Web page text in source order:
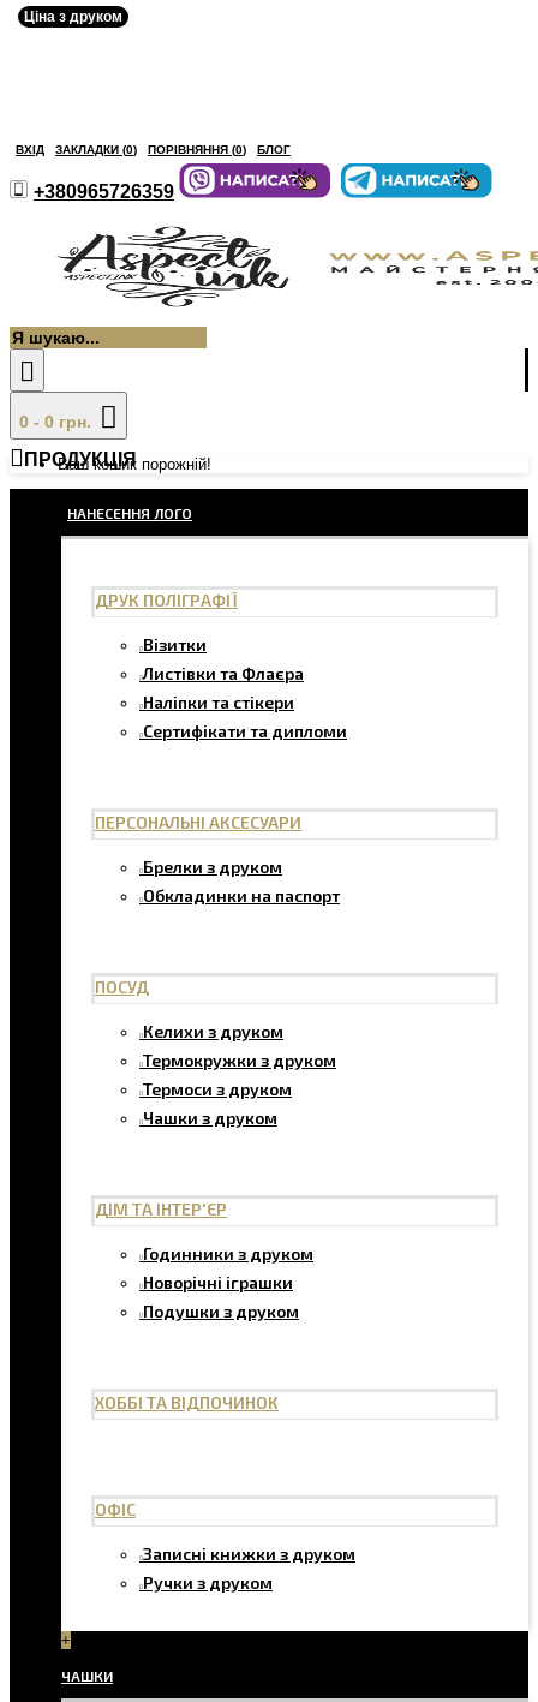
ВХІД ЗАКЛАДКИ (0) ПОРІВНЯННЯ (0) БЛОГ
+380965726359
0 - 0 грн.
Ваш кошик порожній!
ПРОДУКЦІЯ
НАНЕСЕННЯ ЛОГО
ДРУК ПОЛІГРАФІЇ
Візитки
Листівки та Флаєра
Наліпки та стікери
Сертифікати та дипломи
ПЕРСОНАЛЬНІ АКСЕСУАРИ
Брелки з друком
Обкладинки на паспорт
ПОСУД
Келихи з друком
Термокружки з друком
Термоси з друком
Чашки з друком
ДІМ ТА ІНТЕР'ЄР
Годинники з друком
Новорічні іграшки
Подушки з друком
ХОББІ ТА ВІДПОЧИНОК
ОФІС
Записні книжки з друком
Ручки з друком
+
ЧАШКИ
Ціна з друком